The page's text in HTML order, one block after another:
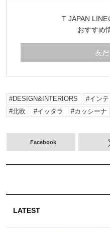
T JAPAN LINE
おすすめ
友
DESIGN&INTERIORS インテ
北欧
イッタラ カッシーナ
Facebook
LATEST